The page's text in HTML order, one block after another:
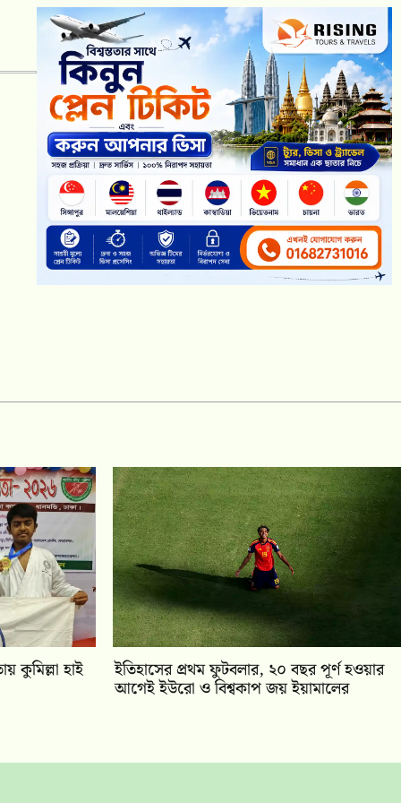
কুমিল্লা হাই ইতিহাসের প্রথম ফুটবলার, ২০ বছর পূর্ণ হওয়ার
আগেই ইউরো ও বিশ্বকাপ জয় ইয়ামালের